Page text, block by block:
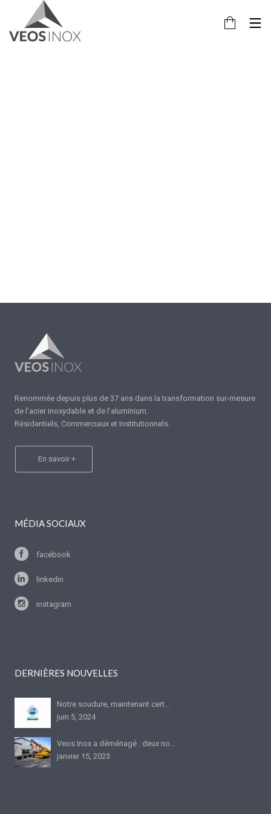
Renommée depuis plus de 37 ans dans la transformation sur-mesure
de l’acier inoxydable et de l’aluminium.
Résidentiels, Commerciaux et Institutionnels.
En savoir +
MÉDIA SOCIAUX
facebook
linkedin
instagram
DERNIÈRES NOUVELLES
Notre soudure, maintenant cert...
juin 5, 2024
Veos Inox a déménagé : deux no...
janvier 15, 2023